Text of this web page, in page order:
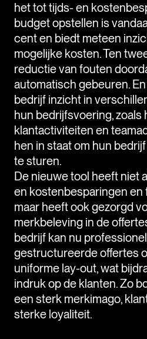
het tot tijds- en
budget opstellen is
cent en biedt meteen
mogelijke kosten. Ten
reductie van fouten
automatisch gebeuren.
bedrijf inzicht in
hun bedrijfsvoering, zoals
klantactiviteiten en
hen in staat om hun
te sturen.
De nieuwe tool heeft niet
en kostenbesparingen
maar heeft ook gezorgd
merkbeleving in de
bedrijf kan nu
gestructureerde offertes
uniforme lay-out, wat
indruk op de klanten. Zo
een sterk merkimago,
sterke loyaliteit.